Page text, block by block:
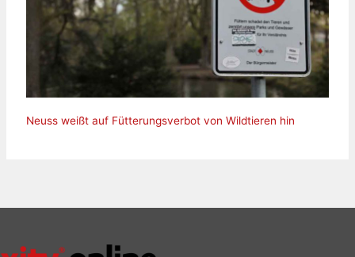
Neuss weißt auf Fütterungsverbot von Wildtieren hin